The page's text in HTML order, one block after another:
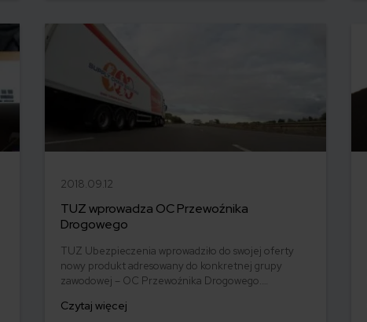
2018.09.12
TUZ wprowadza OC Przewoźnika
Drogowego
TUZ Ubezpieczenia wprowadziło do swojej oferty
nowy produkt adresowany do konkretnej grupy
zawodowej – OC Przewoźnika Drogowego.
ubezpieczeniu.
Czytaj więcej